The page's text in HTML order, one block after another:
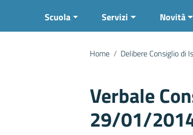
Scuola Servizi Novità
Home / Delibere Consiglio di
Verbale
29/01/